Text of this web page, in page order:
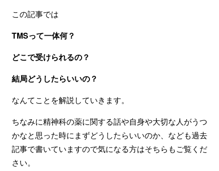
この記事では
TMSって一体何？
どこで受けられるの？
結局どうしたらいいの？
なんてことを解説していきます。
ちなみに精神科の薬に関する話や自身や大切な人がうつ
かなと思った時にまずどうしたらいいのか、なども過去
記事で書いていますので気になる方はそちらもご覧くだ
さい。